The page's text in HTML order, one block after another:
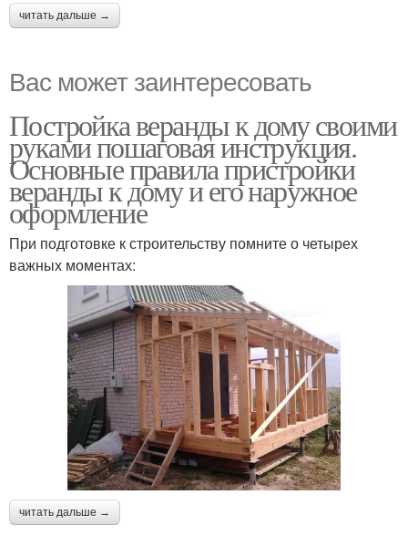
читать дальше →
Вас может заинтересовать
Постройка веранды к дому своими
руками пошаговая инструкция.
Основные правила пристройки
веранды к дому и его наружное
оформление
При подготовке к строительству помните о четырех
важных моментах:
читать дальше →